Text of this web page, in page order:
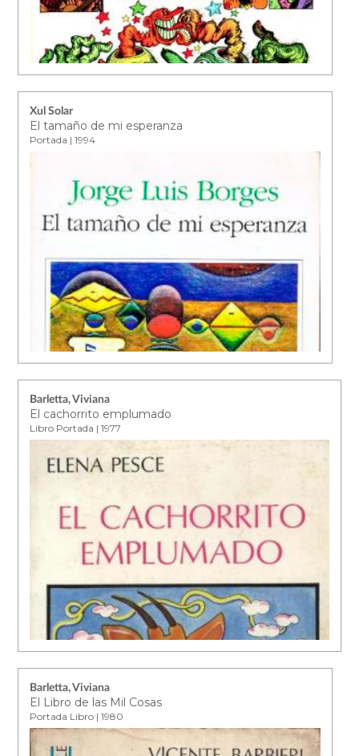
Xul Solar
El tamaño de mi esperanza
Portada | 1994
Barletta, Viviana
El cachorrito emplumado
Libro Portada | 1977
Barletta, Viviana
El Libro de las Mil Cosas
Portada Libro | 1980